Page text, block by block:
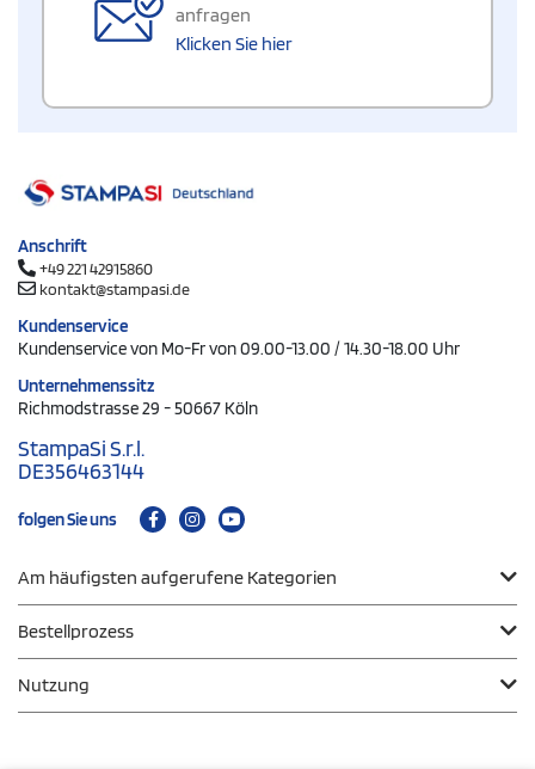
anfragen
Klicken Sie hier
Anschrift
+49 221 42915860
kontakt@stampasi.de
Kundenservice
Kundenservice von Mo-Fr von 09.00-13.00 / 14.30-18.00 Uhr
Unternehmenssitz
Richmodstrasse 29 - 50667 Köln
StampaSi S.r.l.
DE356463144
folgen Sie uns
Am häufigsten aufgerufene Kategorien
Bestellprozess
Nutzung